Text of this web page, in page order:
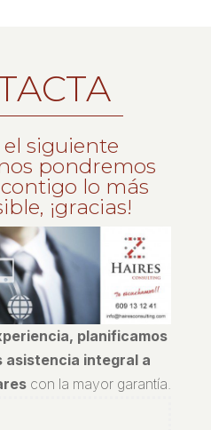
siguiente
pondremos
lo más
¡gracias!
planificamos
asistencia integral a
con la mayor garantía.